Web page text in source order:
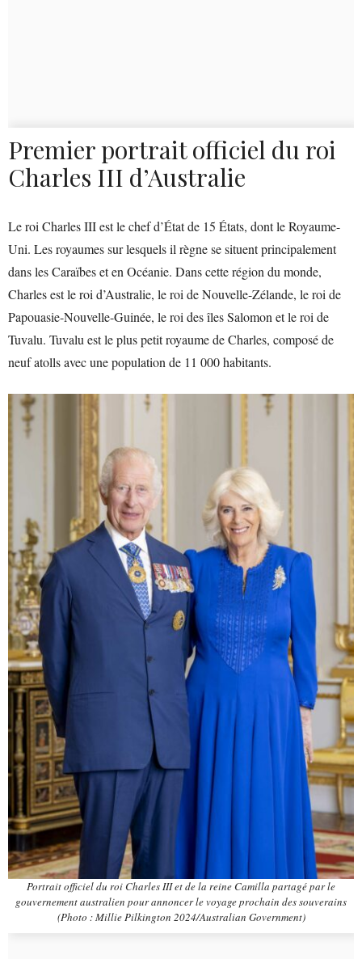
Premier portrait officiel du roi
Charles III d’Australie
Le roi Charles III est le chef d’État de 15 États, dont le Royaume-
Uni. Les royaumes sur lesquels il règne se situent principalement
dans les Caraïbes et en Océanie. Dans cette région du monde,
Charles est le roi d’Australie, le roi de Nouvelle-Zélande, le roi de
Papouasie-Nouvelle-Guinée, le roi des îles Salomon et le roi de
Tuvalu. Tuvalu est le plus petit royaume de Charles, composé de
neuf atolls avec une population de 11 000 habitants.
Portrait officiel du roi Charles III et de la reine Camilla partagé par le
gouvernement australien pour annoncer le voyage prochain des souverains
(Photo : Millie Pilkington 2024/Australian Government)